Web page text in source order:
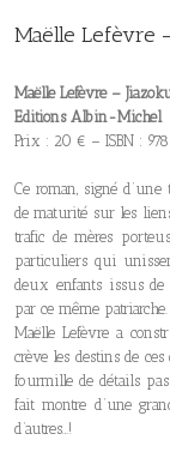
Maëlle Lefèvre
Maëlle Lefèvre –
Editions Albin-Michel
Prix : 20 € – ISBN :
Ce roman, signé
de maturité sur les
trafic de mères
particuliers qui
deux enfants issus de
par ce même
Maëlle Lefèvre a
crève les destins de
fourmille de détails
fait montre d’une
d’autres…!